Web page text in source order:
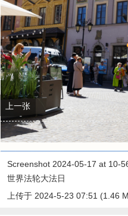
上一张
Screenshot 2024-05-17 at 10-
世界法轮大法日
上传于 2024-5-23 07:51 (1.46